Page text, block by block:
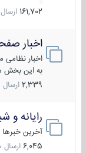
161,702 ارسال ها
اخبار
اخبار نظامی
به این بخش
2,339 ارسال ها
رایانه و
آخرین خبرها و
6,045 ارسال ها